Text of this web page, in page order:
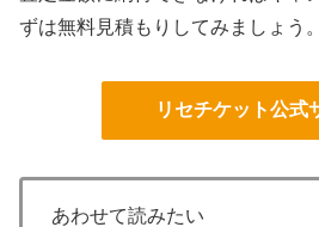
ずは無料見積もりしてみましょう。
リセチケット公式
あわせて読みたい